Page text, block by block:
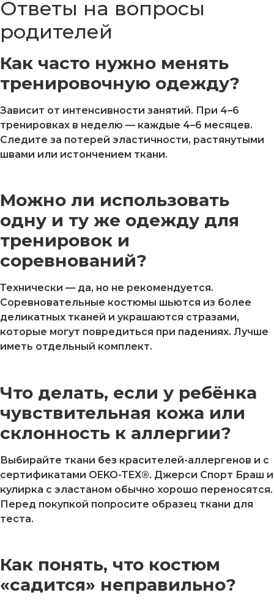
Ответы на вопросы
родителей
Как часто нужно менять
тренировочную одежду?
Зависит от интенсивности занятий. При 4–6
тренировках в неделю — каждые 4–6 месяцев.
Следите за потерей эластичности, растянутыми
швами или истончением ткани.
Можно ли использовать
одну и ту же одежду для
тренировок и
соревнований?
Технически — да, но не рекомендуется.
Соревновательные костюмы шьются из более
деликатных тканей и украшаются стразами,
которые могут повредиться при падениях. Лучше
иметь отдельный комплект.
Что делать, если у ребёнка
чувствительная кожа или
склонность к аллергии?
Выбирайте ткани без красителей-аллергенов и с
сертификатами OEKO-TEX®. Джерси Спорт Браш и
кулирка с эластаном обычно хорошо переносятся.
Перед покупкой попросите образец ткани для
теста.
Как понять, что костюм
«садится» неправильно?